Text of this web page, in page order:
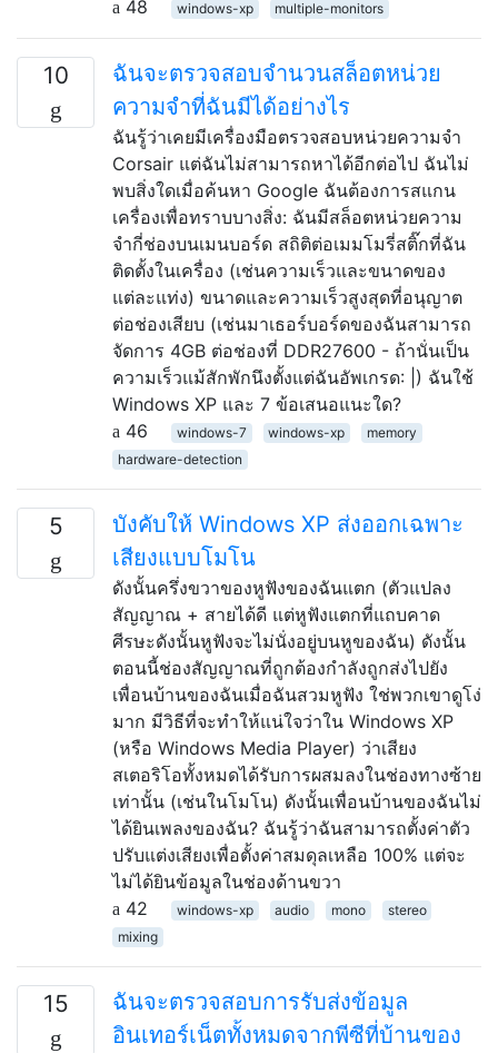
48
windows-xp multiple-monitors
10
ฉันจะตรวจสอบจำนวนสล็อตหน่วย
ความจำที่ฉันมีได้อย่างไร
ฉันรู้ว่าเคยมีเครื่องมือตรวจสอบหน่วยความจำ
Corsair แต่ฉันไม่สามารถหาได้อีกต่อไป ฉันไม่
พบสิ่งใดเมื่อค้นหา Google ฉันต้องการสแกน
เครื่องเพื่อทราบบางสิ่ง: ฉันมีสล็อตหน่วยความ
จำกี่ช่องบนเมนบอร์ด สถิติต่อเมมโมรี่สติ๊กที่ฉัน
ติดตั้งในเครื่อง (เช่นความเร็วและขนาดของ
แต่ละแท่ง) ขนาดและความเร็วสูงสุดที่อนุญาต
ต่อช่องเสียบ (เช่นมาเธอร์บอร์ดของฉันสามารถ
จัดการ 4GB ต่อช่องที่ DDR27600 - ถ้านั่นเป็น
ความเร็วแม้สักพักนึงตั้งแต่ฉันอัพเกรด: |) ฉันใช้
Windows XP และ 7 ข้อเสนอแนะใด?
46
windows-7 windows-xp
memory
hardware-detection
5
บังคับให้ Windows XP ส่งออกเฉพาะ
เสียงแบบโมโน
ดังนั้นครึ่งขวาของหูฟังของฉันแตก (ตัวแปลง
สัญญาณ + สายได้ดี แต่หูฟังแตกที่แถบคาด
ศีรษะดังนั้นหูฟังจะไม่นั่งอยู่บนหูของฉัน) ดังนั้น
ตอนนี้ช่องสัญญาณที่ถูกต้องกำลังถูกส่งไปยัง
เพื่อนบ้านของฉันเมื่อฉันสวมหูฟัง ใช่พวกเขาดูโง่
มาก มีวิธีที่จะทำให้แน่ใจว่าใน Windows XP
(หรือ Windows Media Player) ว่าเสียง
สเตอริโอทั้งหมดได้รับการผสมลงในช่องทางซ้าย
เท่านั้น (เช่นในโมโน) ดังนั้นเพื่อนบ้านของฉันไม่
ได้ยินเพลงของฉัน? ฉันรู้ว่าฉันสามารถตั้งค่าตัว
ปรับแต่งเสียงเพื่อตั้งค่าสมดุลเหลือ 100% แต่จะ
ไม่ได้ยินข้อมูลในช่องด้านขวา
42
windows-xp audio mono
stereo
mixing
15
ฉันจะตรวจสอบการรับส่งข้อมูล
อินเทอร์เน็ตทั้งหมดจากพีซีที่บ้านของ